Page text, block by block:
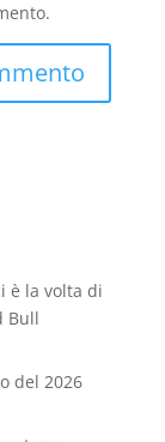
è la volta di
Bull
del 2026